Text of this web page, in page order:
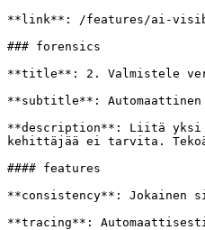
**link**: /features/ai-
### forensics
**title**: 2. Valmistele
**subtitle**:
**description**: Liitä yksi
kehittäjää ei tarvita.
#### features
**consistency**: Jokainen
**tracing**: